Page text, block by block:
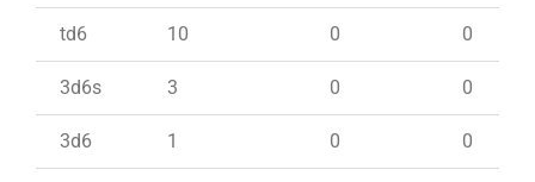
td6 10 0 0
3d6s 3 0 0
3d6 1 0 0